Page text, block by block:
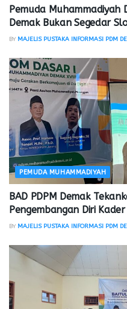
Pemuda Muhammadiyah
Demak Bukan Segedar
BY MAJELIS PUSTAKA INFORMASI PDM
PEMUDA MUHAMMADIYAH
BAD PDPM Demak
Pengembangan Diri Kader
BY MAJELIS PUSTAKA INFORMASI PDM